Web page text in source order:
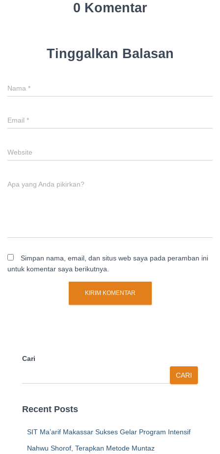
0 Komentar
Tinggalkan Balasan
Nama *
Email *
Website
Apa yang Anda pikirkan?
Simpan nama, email, dan situs web saya pada peramban ini
untuk komentar saya berikutnya.
Cari
CARI
Recent Posts
SIT Ma’arif Makassar Sukses Gelar Program Intensif
Nahwu Shorof, Terapkan Metode Muntaz